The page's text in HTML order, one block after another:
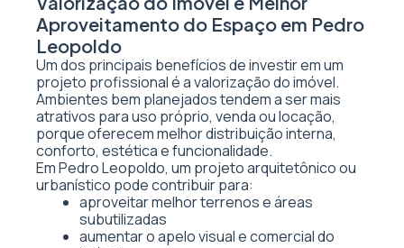
Aproveitamento do Espaço em Pedro
Leopoldo
Um dos principais benefícios de investir em um
projeto profissional é a valorização do imóvel.
Ambientes bem planejados tendem a ser mais
atrativos para uso próprio, venda ou locação,
porque oferecem melhor distribuição interna,
conforto, estética e funcionalidade.
Em Pedro Leopoldo, um projeto arquitetônico ou
urbanístico pode contribuir para:
aproveitar melhor terrenos e áreas
subutilizadas
aumentar o apelo visual e comercial do